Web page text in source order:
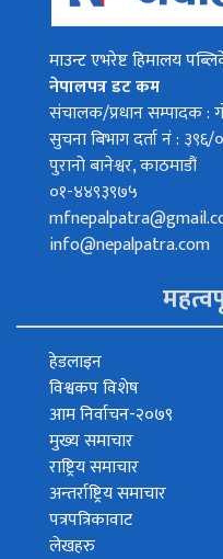
माउन्ट एभरेष्ट हिमालय
नेपालपत्र डट कम
संचालक/प्रधान सम्पादक :
सुचना बिभाग दर्ता नं :
पुरानो बानेश्वर, काठमाडौं
०१-४४९३९७५
info@nepalpatra.com
हेडलाइन
विश्वकप विशेष
आम निर्वाचन-२०७९
मुख्य समाचार
राष्ट्रिय समाचार
अन्तर्राष्ट्रिय समाचार
पत्रपत्रिकावाट
लेखहरु